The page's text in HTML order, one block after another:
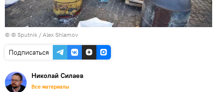
© © Sputnik / Alex Shlamov
Подписаться
Николай Силаев
Все материалы